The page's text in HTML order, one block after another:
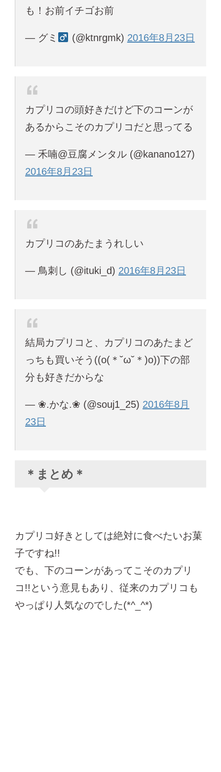
も！お前イチゴお前
— グミ (@ktnrgmk) 2016年8月23日
カプリコの頭好きだけど下のコーンが
あるからこそのカプリコだと思ってる
— 禾喃@豆腐メンタル (@kanano127)
2016年8月23日
カプリコのあたまうれしい
— 鳥刺し (@ituki_d) 2016年8月23日
結局カプリコと、カプリコのあたまど
っちも買いそう((o(＊˘ω˘＊)o))下の部
分も好きだからな
— ❀.かな.❀ (@souj1_25) 2016年8月
23日
＊まとめ＊
カプリコ好きとしては絶対に食べたいお菓
子ですね!!
でも、下のコーンがあってこそのカプリ
コ!!という意見もあり、従来のカプリコも
やっぱり人気なのでした(*^_^*)